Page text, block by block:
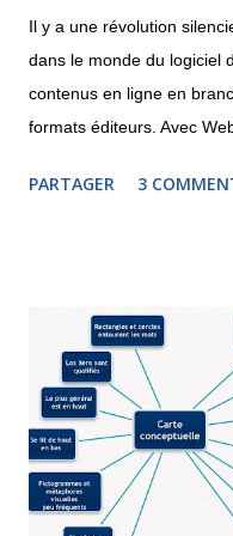
Il y a une révolution
dans le monde du logiciel
contenus en ligne en
formats éditeurs. Avec
Wikipedia ou d'indiquer
concepts les plus
contenu. Il est
simplifier les branches
Quoi qu'il en soit, ceci
rapproche à grand pas de
Web et pourquoi pas
dessous une recherche
PARTAGER 3